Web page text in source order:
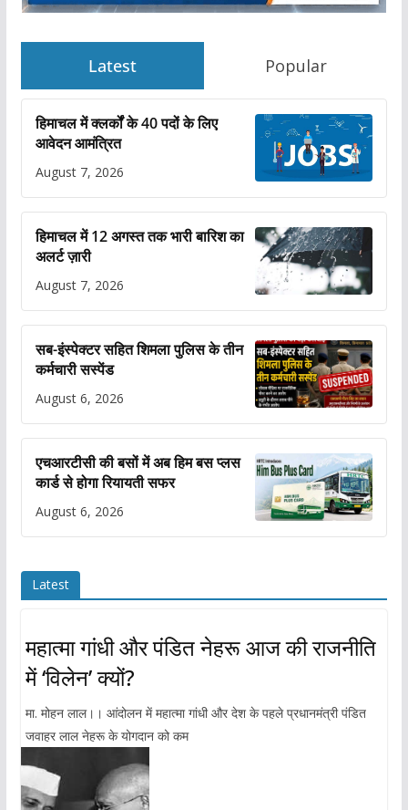
Latest Popular
हिमाचल में क्लर्कों के 40 पदों के लिए
आवेदन आमंत्रित
August 7, 2026
हिमाचल में 12 अगस्त तक भारी बारिश का
अलर्ट ज़ारी
August 7, 2026
सब-इंस्पेक्टर सहित शिमला पुलिस के तीन
कर्मचारी सस्पेंड
August 6, 2026
एचआरटीसी की बसों में अब हिम बस प्लस
कार्ड से होगा रियायती सफर
August 6, 2026
Latest
महात्मा गांधी और पंडित नेहरू आज की राजनीति
में ‘विलेन’ क्यों?
मा. मोहन लाल।। आंदोलन में महात्मा गांधी और देश के पहले प्रधानमंत्री पंडित
जवाहर लाल नेहरू के योगदान को कम